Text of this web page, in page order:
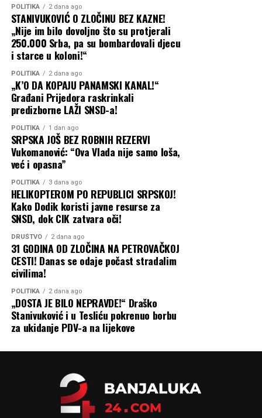
POLITIKA 2 dana ago
STANIVUKOVIĆ O ZLOČINU BEZ KAZNE!
„Nije im bilo dovoljno što su protjerali
250.000 Srba, pa su bombardovali djecu
i starce u koloni!“
POLITIKA 2 dana ago
„K’O DA KOPAJU PANAMSKI KANAL!“
Građani Prijedora raskrinkali
predizborne LAŽI SNSD-a!
POLITIKA 1 dan ago
SRPSKA JOŠ BEZ ROBNIH REZERVI
Vukomanović: “Ova Vlada nije samo loša,
već i opasna”
POLITIKA 3 dana ago
HELIKOPTEROM PO REPUBLICI SRPSKOJ!
Kako Dodik koristi javne resurse za
SNSD, dok CIK zatvara oči!
DRUŠTVO 2 dana ago
31 GODINA OD ZLOČINA NA PETROVAČKOJ
CESTI! Danas se odaje počast stradalim
civilima!
POLITIKA 2 dana ago
„DOSTA JE BILO NEPRAVDE!“ Draško
Stanivuković i u Tesliću pokrenuo borbu
za ukidanje PDV-a na lijekove